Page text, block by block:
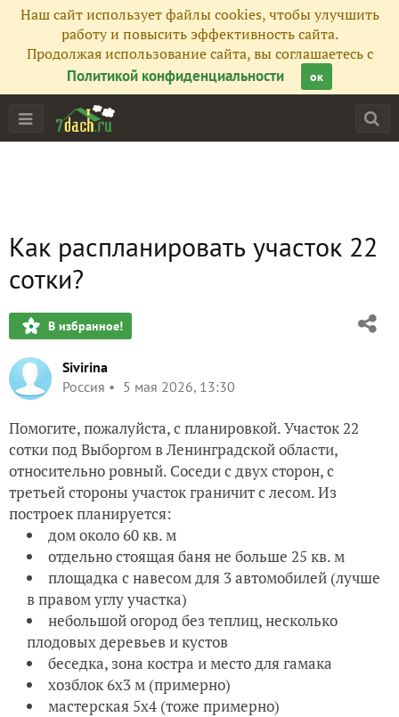
Наш сайт использует файлы cookies, чтобы улучшить
работу и повысить эффективность сайта.
Продолжая использование сайта, вы соглашаетесь с
Политикой конфиденциальности
ок
Как распланировать участок 22
сотки?
В избранное!
Sivirina
Россия
5 мая 2026, 13:30
Помогите, пожалуйста, с планировкой. Участок 22
сотки под Выборгом в Ленинградской области,
относительно ровный. Соседи с двух сторон, с
третьей стороны участок граничит с лесом. Из
построек планируется:
дом около 60 кв. м
отдельно стоящая баня не больше 25 кв. м
площадка с навесом для 3 автомобилей (лучше
в правом углу участка)
небольшой огород без теплиц, несколько
плодовых деревьев и кустов
беседка, зона костра и место для гамака
хозблок 6х3 м (примерно)
мастерская 5х4 (тоже примерно)